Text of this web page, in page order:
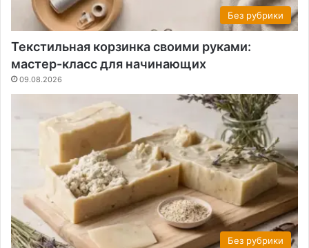
Без рубрики
Текстильная корзинка своими руками:
мастер-класс для начинающих
09.08.2026
Без рубрики